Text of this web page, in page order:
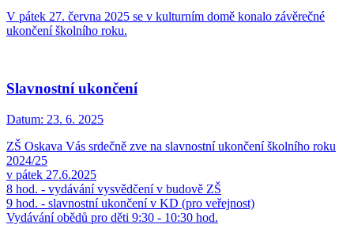
V pátek 27. června 2025 se v kulturním domě konalo závěrečné
ukončení školního roku.
Slavnostní ukončení
Datum: 23. 6. 2025
ZŠ Oskava Vás srdečně zve na slavnostní ukončení školního roku
2024/25
v pátek 27.6.2025
8 hod. - vydávání vysvědčení v budově ZŠ
9 hod. - slavnostní ukončení v KD (pro veřejnost)
Vydávání obědů pro děti 9:30 - 10:30 hod.